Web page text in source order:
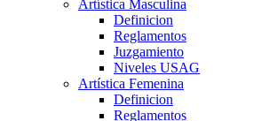
Artística Masculina
Definicion
Reglamentos
Juzgamiento
Niveles USAG
Artística Femenina
Definicion
Reglamentos